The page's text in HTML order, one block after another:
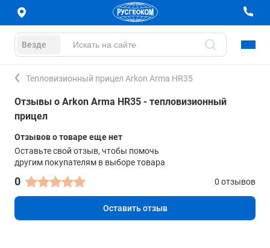
Везде
Тепловизионный прицел Arkon Arma HR35
Отзывы о Arkon Arma HR35 - тепловизионный
прицел
Отзывов о товаре еще нет
Оставьте свой отзыв, чтобы помочь
другим покупателям в выборе товара
0 0 отзывов
Оставить отзыв